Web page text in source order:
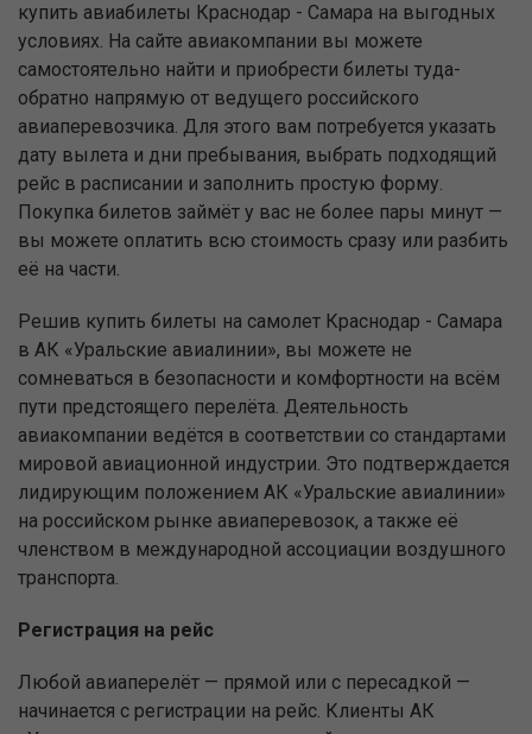
купить авиабилеты Краснодар - Самара на выгодных
условиях. На сайте авиакомпании вы можете
самостоятельно найти и приобрести билеты туда-
обратно напрямую от ведущего российского
авиаперевозчика. Для этого вам потребуется указать
дату вылета и дни пребывания, выбрать подходящий
рейс в расписании и заполнить простую форму.
Покупка билетов займёт у вас не более пары минут —
вы можете оплатить всю стоимость сразу или разбить
её на части.
Решив купить билеты на самолет Краснодар - Самара
в АК «Уральские авиалинии», вы можете не
сомневаться в безопасности и комфортности на всём
пути предстоящего перелёта. Деятельность
авиакомпании ведётся в соответствии со стандартами
мировой авиационной индустрии. Это подтверждается
лидирующим положением АК «Уральские авиалинии»
на российском рынке авиаперевозок, а также её
членством в международной ассоциации воздушного
транспорта.
Регистрация на рейс
Любой авиаперелёт — прямой или с пересадкой —
начинается с регистрации на рейс. Клиенты АК